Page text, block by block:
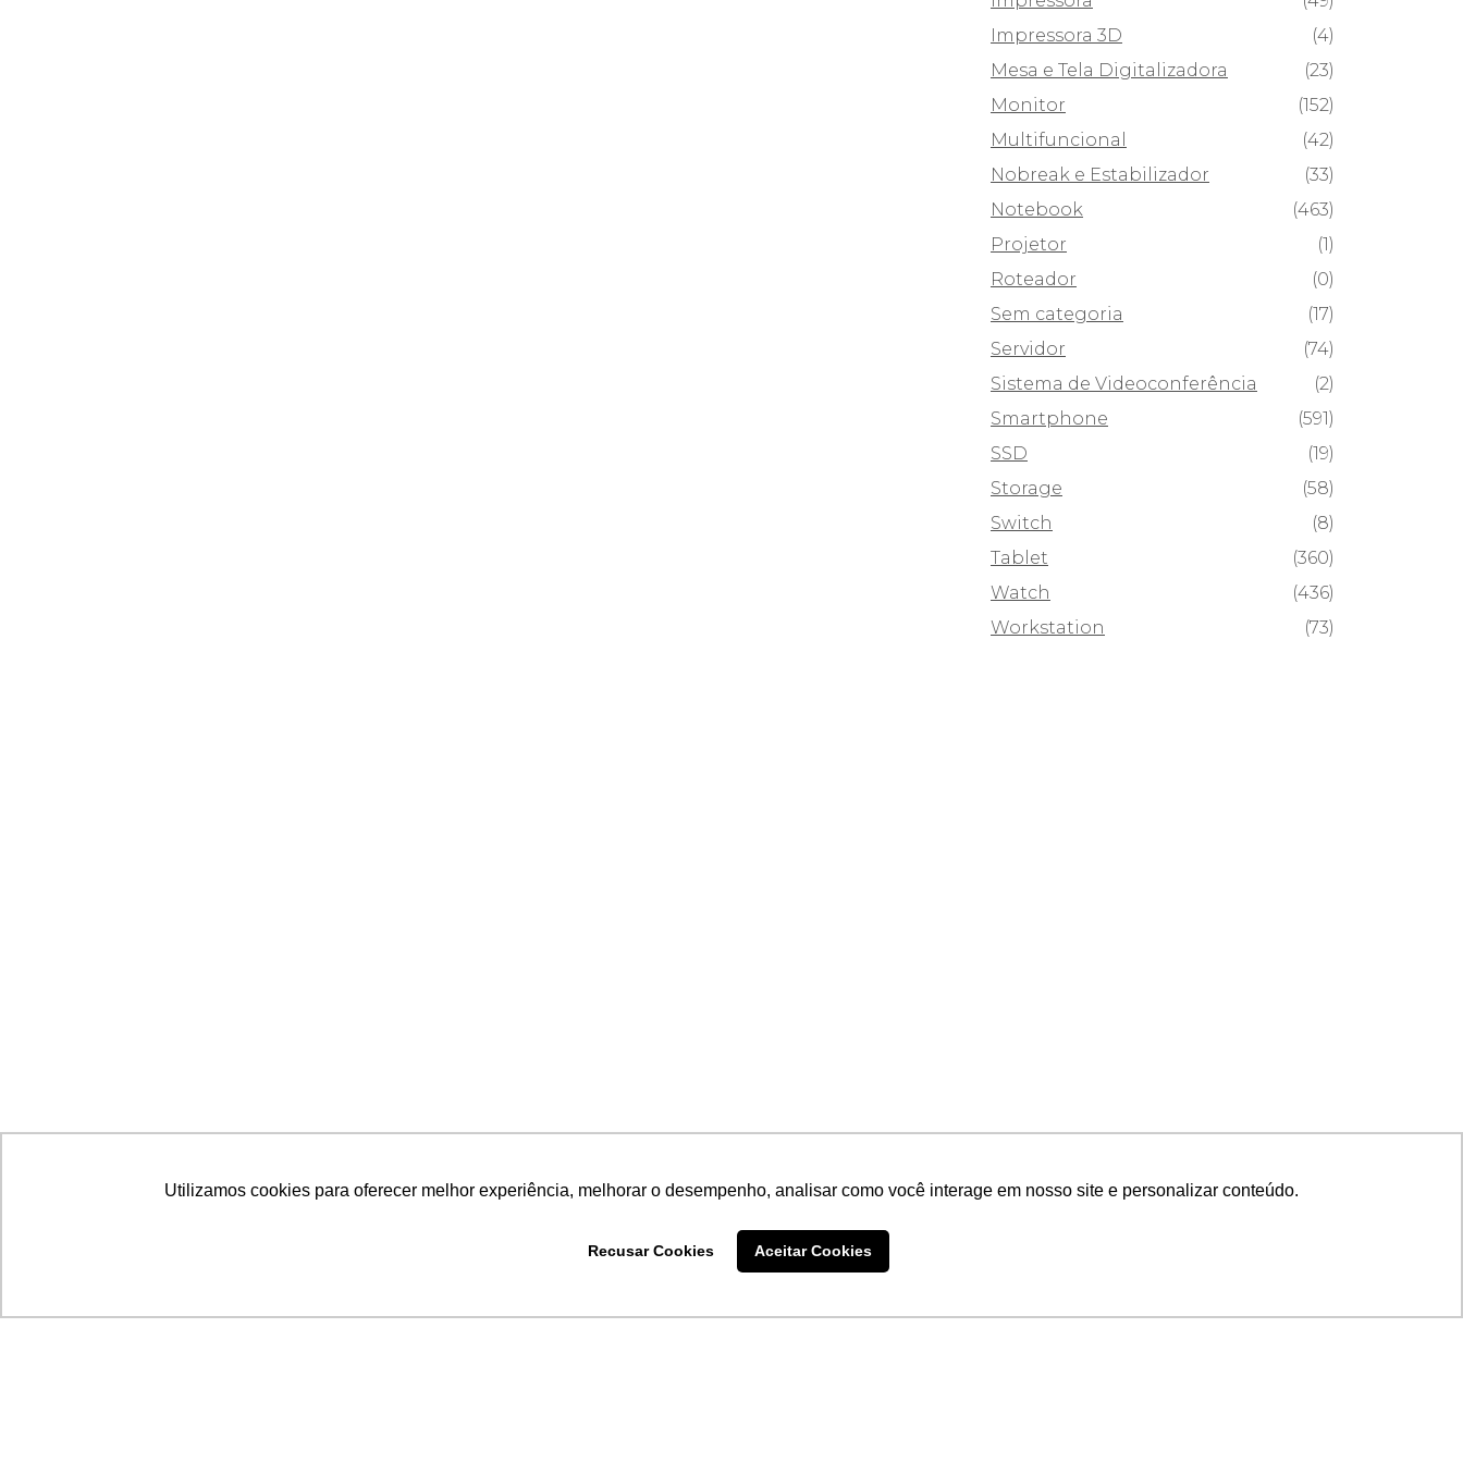
Utilizamos cookies para oferecer melhor experiência, melhorar o desempenho, analisar como você interage em nosso site e personalizar conteúdo.
Recusar Cookies Aceitar Cookies
Impressora 3D
(4)
Mesa e Tela Digitalizadora
(23)
Monitor
(152)
Multifuncional
(42)
Nobreak e Estabilizador
(33)
Notebook
(463)
Projetor
(1)
Roteador
(0)
Sem categoria
(17)
Servidor
(74)
Sistema de Videoconferência
(2)
Smartphone
(591)
SSD
(19)
Storage
(58)
Switch
(8)
Tablet
(360)
Watch
(436)
Workstation
(73)